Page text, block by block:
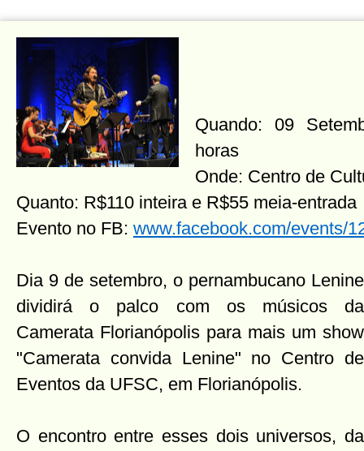
Quando: 09
horas
Onde: Centro de
Quanto: R$110 inteira e R$55 meia-entrada
Evento no FB: www.facebook.com/events/
Dia 9 de setembro, o pernambucano Lenine
dividirá o palco com os músicos da
Camerata Florianópolis para mais um show
"Camerata convida Lenine" no Centro de
Eventos da UFSC, em Florianópolis.
O encontro entre esses dois universos, da